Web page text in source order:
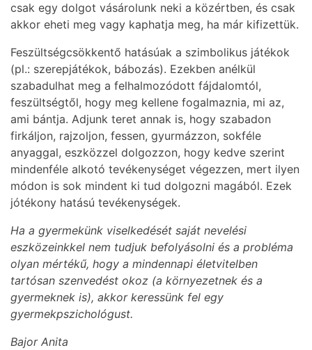
csak egy dolgot vásárolunk neki a közértben, és csak
akkor eheti meg vagy kaphatja meg, ha már kifizettük.
Feszültségcsökkentő hatásúak a szimbolikus játékok
(pl.: szerepjátékok, bábozás). Ezekben anélkül
szabadulhat meg a felhalmozódott fájdalomtól,
feszültségtől, hogy meg kellene fogalmaznia, mi az,
ami bántja. Adjunk teret annak is, hogy szabadon
firkáljon, rajzoljon, fessen, gyurmázzon, sokféle
anyaggal, eszközzel dolgozzon, hogy kedve szerint
mindenféle alkotó tevékenységet végezzen, mert ilyen
módon is sok mindent ki tud dolgozni magából. Ezek
jótékony hatású tevékenységek.
Ha a gyermekünk viselkedését saját nevelési
eszközeinkkel nem tudjuk befolyásolni és a probléma
olyan mértékű, hogy a mindennapi életvitelben
tartósan szenvedést okoz (a környezetnek és a
gyermeknek is), akkor keressünk fel egy
gyermekpszichológust.
Bajor Anita